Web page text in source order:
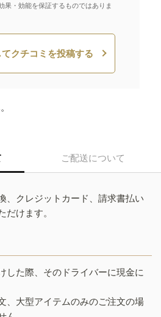
果・効能を保証するものではありま
クチコミを投稿する
ご配送について
、クレジットカード、請求書払い
だけます。
した際、そのドライバーに現金に
、大型アイテムのみのご注文の場